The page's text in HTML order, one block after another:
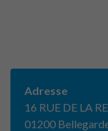
Adresse
16 RUE DE LA
01200